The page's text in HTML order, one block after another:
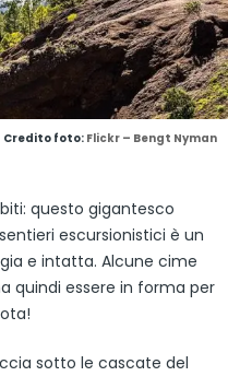
Credito foto: Flickr – Bengt Nyman
questo gigantesco
escursionistici è un
e intatta. Alcune cime
quindi essere in forma per
sotto le cascate del